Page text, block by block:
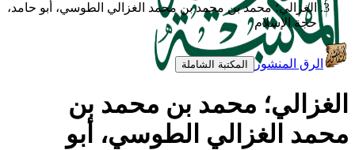
الغزالي؛ محمد بن محمد بن محمد الغزالي الطوسي، أبو حامد،
حجة الإسلام
الرق المنشور المكتبة الشاملة
الغزالي؛ محمد بن محمد بن
محمد الغزالي الطوسي، أبو